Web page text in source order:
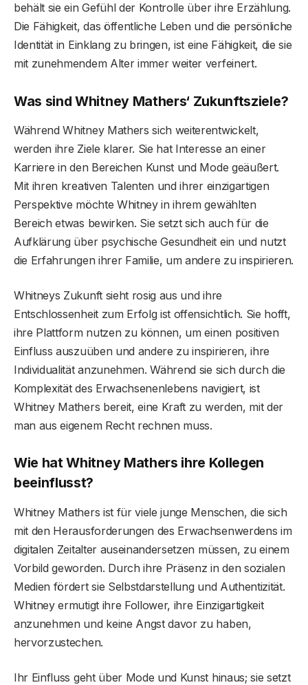
behält sie ein Gefühl der Kontrolle über ihre Erzählung.
Die Fähigkeit, das öffentliche Leben und die persönliche
Identität in Einklang zu bringen, ist eine Fähigkeit, die sie
mit zunehmendem Alter immer weiter verfeinert.
Was sind Whitney Mathers‘ Zukunftsziele?
Während Whitney Mathers sich weiterentwickelt,
werden ihre Ziele klarer. Sie hat Interesse an einer
Karriere in den Bereichen Kunst und Mode geäußert.
Mit ihren kreativen Talenten und ihrer einzigartigen
Perspektive möchte Whitney in ihrem gewählten
Bereich etwas bewirken. Sie setzt sich auch für die
Aufklärung über psychische Gesundheit ein und nutzt
die Erfahrungen ihrer Familie, um andere zu inspirieren.
Whitneys Zukunft sieht rosig aus und ihre
Entschlossenheit zum Erfolg ist offensichtlich. Sie hofft,
ihre Plattform nutzen zu können, um einen positiven
Einfluss auszuüben und andere zu inspirieren, ihre
Individualität anzunehmen. Während sie sich durch die
Komplexität des Erwachsenenlebens navigiert, ist
Whitney Mathers bereit, eine Kraft zu werden, mit der
man aus eigenem Recht rechnen muss.
Wie hat Whitney Mathers ihre Kollegen
beeinflusst?
Whitney Mathers ist für viele junge Menschen, die sich
mit den Herausforderungen des Erwachsenwerdens im
digitalen Zeitalter auseinandersetzen müssen, zu einem
Vorbild geworden. Durch ihre Präsenz in den sozialen
Medien fördert sie Selbstdarstellung und Authentizität.
Whitney ermutigt ihre Follower, ihre Einzigartigkeit
anzunehmen und keine Angst davor zu haben,
hervorzustechen.
Ihr Einfluss geht über Mode und Kunst hinaus; sie setzt